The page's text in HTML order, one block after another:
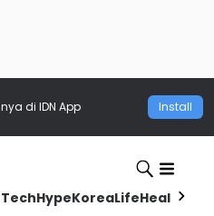
di IDN App Install
TechHypeKoreaLifeHealth